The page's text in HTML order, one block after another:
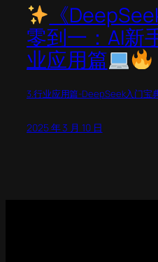
《
零到一：AI新
业应用篇
3.行业应用篇-DeepSeek入门宝
2025 年 3 月 10 日